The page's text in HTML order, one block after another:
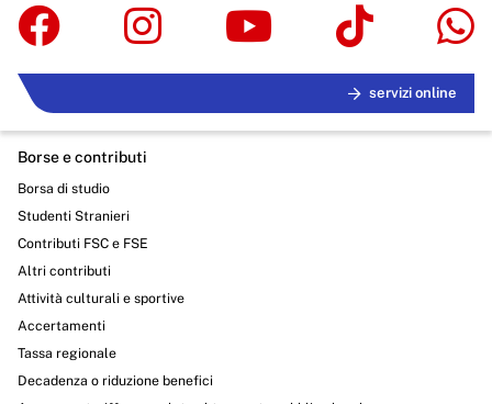
Servizi erogati
Pianificazione e governo del territorio
Informazioni ambientali
Interventi straordinari e di emergenza
Altri contenuti
Attuazione misure PNRR
Amministrazione trasparente
servizi online
Borse e contributi
Borsa di studio
Studenti Stranieri
Contributi FSC e FSE
Altri contributi
Attività culturali e sportive
Accertamenti
Tassa regionale
Decadenza o riduzione benefici